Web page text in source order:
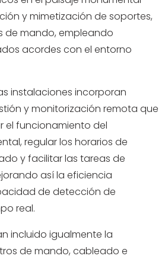
y mimetización de soportes,
de mando, empleando
acordes con el entorno
instalaciones incorporan
y monitorización remota que
el funcionamiento del
regular los horarios de
y facilitar las tareas de
así la eficiencia
de detección de
real.
incluido igualmente la
de mando, cableado e